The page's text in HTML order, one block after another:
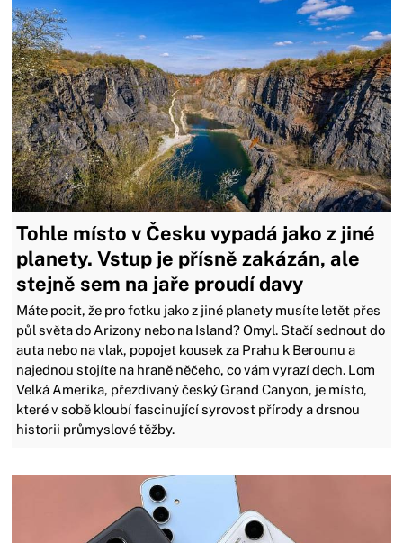
Tohle místo v Česku vypadá jako z jiné
planety. Vstup je přísně zakázán, ale
stejně sem na jaře proudí davy
Máte pocit, že pro fotku jako z jiné planety musíte letět přes
půl světa do Arizony nebo na Island? Omyl. Stačí sednout do
auta nebo na vlak, popojet kousek za Prahu k Berounu a
najednou stojíte na hraně něčeho, co vám vyrazí dech. Lom
Velká Amerika, přezdívaný český Grand Canyon, je místo,
které v sobě kloubí fascinující syrovost přírody a drsnou
historii průmyslové těžby.